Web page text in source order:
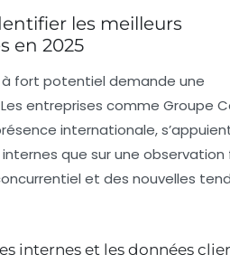
les meilleurs
en 2025
fort potentiel demande une
entreprises comme Groupe
internationale,
que sur une observation
et des nouvelles
internes et les données